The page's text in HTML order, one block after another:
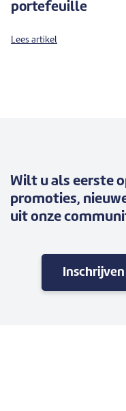
portefeuille
Lees artikel
Wilt u als eerste
promoties,
uit onze